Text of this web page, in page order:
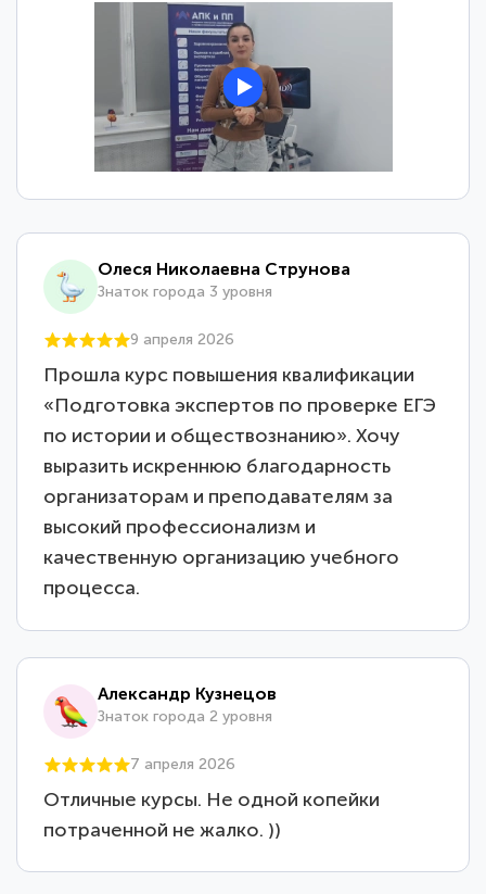
Олеся Николаевна Струнова
Знаток города 3 уровня
9 апреля 2026
Прошла курс повышения квалификации
«Подготовка экспертов по проверке ЕГЭ
по истории и обществознанию». Хочу
выразить искреннюю благодарность
организаторам и преподавателям за
высокий профессионализм и
качественную организацию учебного
процесса.
Александр Кузнецов
Знаток города 2 уровня
7 апреля 2026
Отличные курсы. Не одной копейки
потраченной не жалко. ))